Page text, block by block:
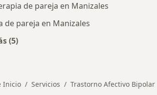
de pareja en Manizales
de pareja en Manizales
(5)
Inicio Servicios Trastorno Afectivo Bipolar